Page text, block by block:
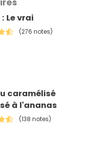
Le vrai
(276 notes)
caramélisé
à l'ananas
(138 notes)